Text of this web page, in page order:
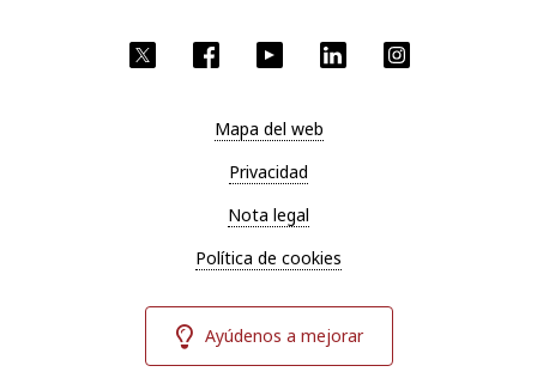
Twitter Facebook YouTube LinkedIn
Mapa del web
Privacidad
Nota legal
Política de cookies
Ayúdenos a mejorar